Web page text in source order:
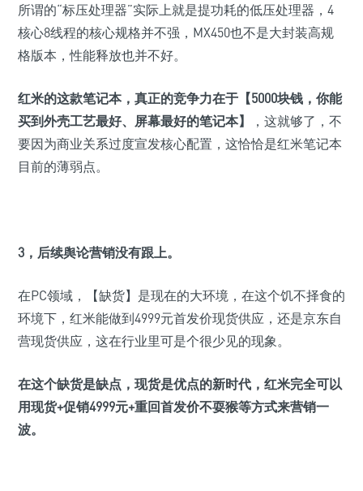
所谓的“标压处理器”实际上就是提功耗的低压处理器，4
核心8线程的核心规格并不强，MX450也不是大封装高规
格版本，性能释放也并不好。
红米的这款笔记本，真正的竞争力在于 【5000块钱，你能
买到外壳工艺最好、屏幕最好的笔记本】
，这就够了，不
要因为商业关系过度宣发核心配置，这恰恰是红米笔记本
目前的薄弱点。
3， 后续舆论营销没有跟上。
在PC领域，【缺货】是现在的大环境，在这个饥不择食的
环境下，红米能做到4999元首发价现货供应，还是京东自
营现货供应，这在行业里可是个很少见的现象。
在这个缺货是缺点，现货是优点的新时代，红米完全可以
用现货+促销4999元+重回首发价不耍猴等方式来营销一
波。